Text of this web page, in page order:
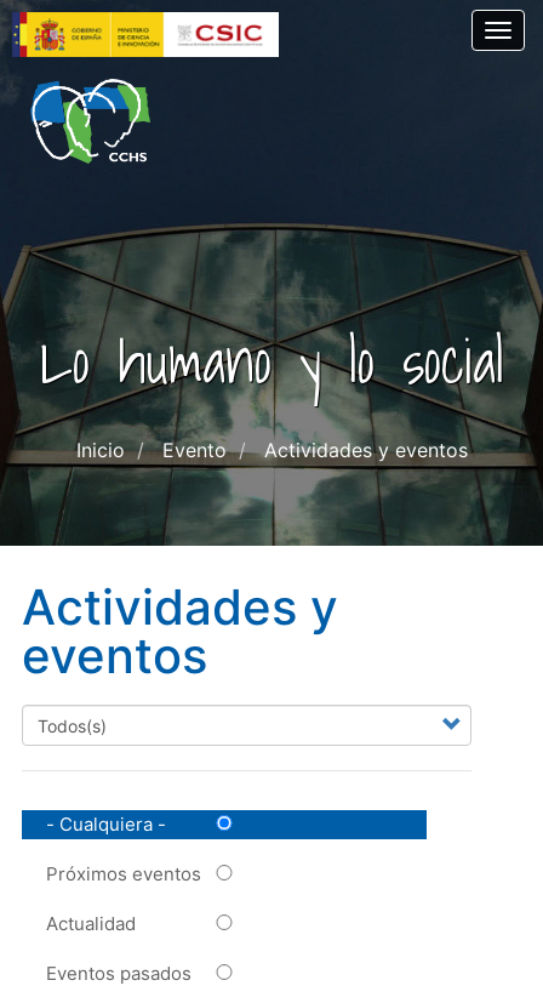
Pasar
al
contenido
principal
Lo humano y lo social
Inicio Evento Actividades y eventos
Actividades y
eventos
- Cualquiera -
Próximos eventos
Actualidad
Eventos pasados